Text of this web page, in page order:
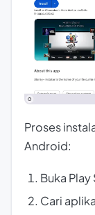
Proses
Android:
Buka
Cari